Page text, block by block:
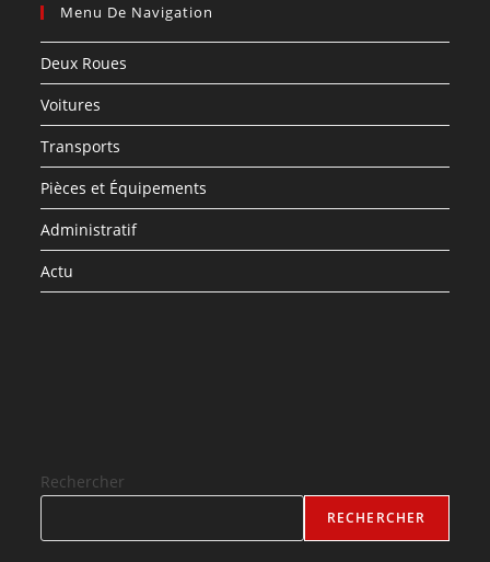
Menu De Navigation
Deux Roues
Voitures
Transports
Pièces et Équipements
Administratif
Actu
Rechercher
RECHERCHER